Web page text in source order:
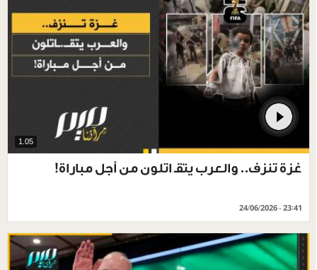
1.05
غزة تنزف.. والعرب يتقـ اتلون من أجل مباراة!
24/06/2026 - 23:41